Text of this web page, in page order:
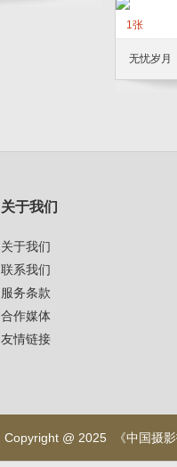
1张
无忧岁月
关于我们
关于我们
联系我们
服务条款
合作媒体
友情链接
Copyright @ 2025 《中国摄